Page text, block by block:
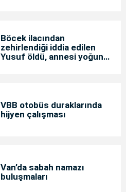
Böcek ilacından
zehirlendiği iddia edilen
Yusuf öldü, annesi yoğun
VBB otobüs duraklarında
hijyen çalışması
Van’da sabah namazı
buluşmaları